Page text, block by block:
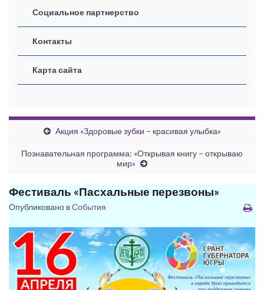
Социальное партнерство
Контакты
Карта сайта
Акция «Здоровые зубки – красивая улыбка»
Познавательная программа: «Открывая книгу – открываю
мир»
Фестиваль «Пасхальные перезвоны»
Опубликовано вСобытия